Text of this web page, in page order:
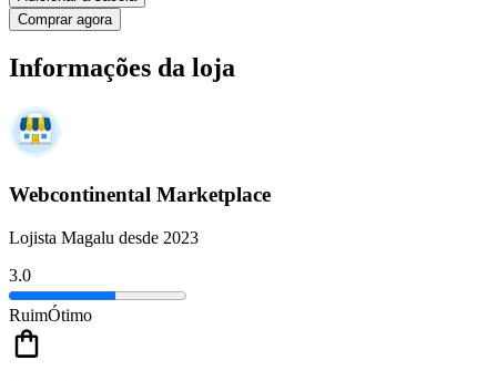
Comprar agora
Informações da loja
Webcontinental Marketplace
Lojista Magalu desde 2023
3.0
RuimÓtimo